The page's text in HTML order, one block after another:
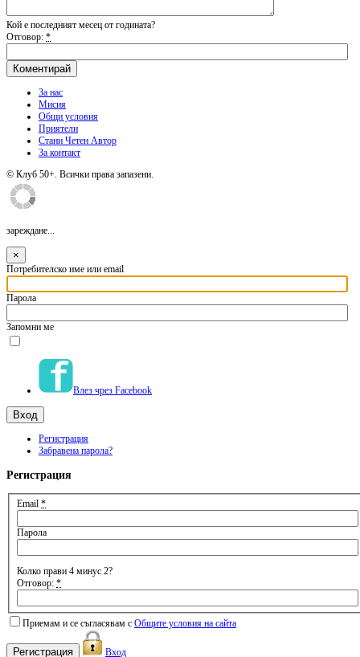
Кой е последният месец от годината?
Отговор: *
За нас
Мисия
Общи условия
Приятели
Стани Четен Автор
За контакт
© Клуб 50+. Всички права запазени.
зареждане...
×
Потребителско име или email
Парола
Запомни ме
Влез чрез Facebook
Регистрация
Забравена парола?
Регистрация
Email *
Парола
Колко прави 4 минус 2?
Отговор: *
Приемам и се съгласявам с Общите условия на сайта
Вход